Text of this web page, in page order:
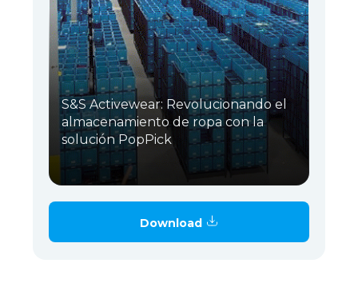
S&S Activewear: Revolucionando el
almacenamiento de ropa con la
solución PopPick
Download